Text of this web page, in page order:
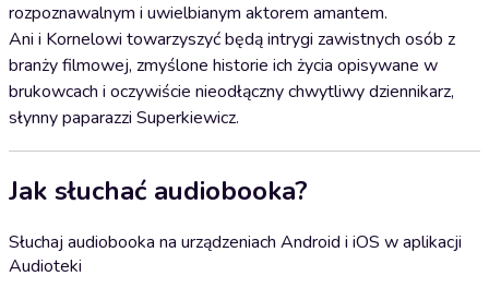
rozpoznawalnym i uwielbianym aktorem amantem.
Ani i Kornelowi towarzyszyć będą intrygi zawistnych osób z
branży filmowej, zmyślone historie ich życia opisywane w
brukowcach i oczywiście nieodłączny chwytliwy dziennikarz,
słynny paparazzi Superkiewicz.
Jak słuchać audiobooka?
Słuchaj audiobooka na urządzeniach Android i iOS w aplikacji
Audioteki